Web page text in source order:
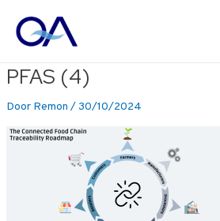
naar
PFAS (4)
Door Remon /30/10/2024